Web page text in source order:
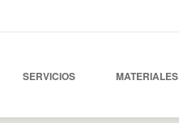
SERVICIOS MATERIALES